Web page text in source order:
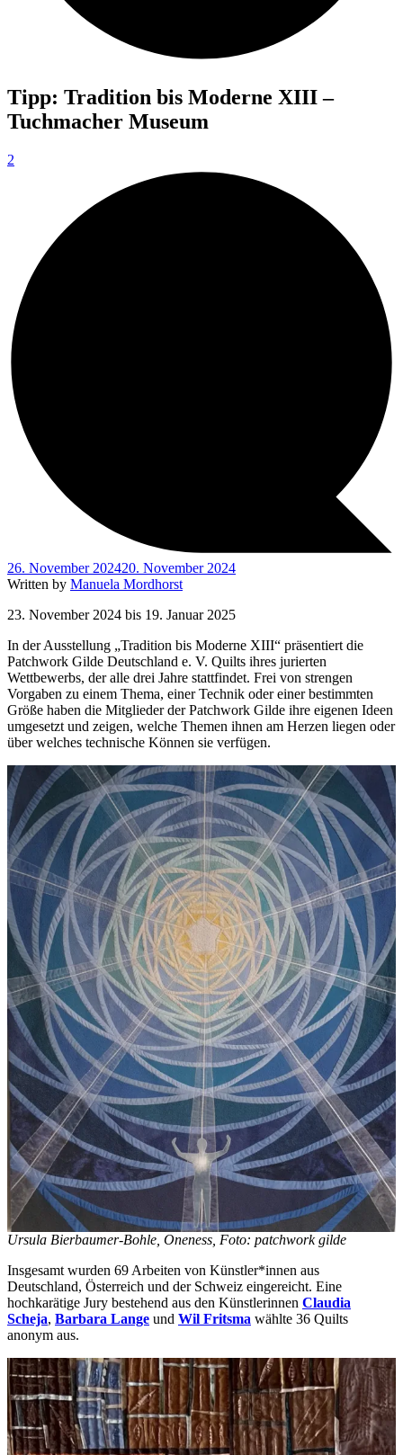
Tipp: Tradition bis Moderne XIII –
Tuchmacher Museum
2
26. November 202420. November 2024
Written by Manuela Mordhorst
23. November 2024 bis 19. Januar 2025
In der Ausstellung „Tradition bis Moderne XIII“ präsentiert die
Patchwork Gilde Deutschland e. V. Quilts ihres jurierten
Wettbewerbs, der alle drei Jahre stattfindet. Frei von strengen
Vorgaben zu einem Thema, einer Technik oder einer bestimmten
Größe haben die Mitglieder der Patchwork Gilde ihre eigenen Ideen
umgesetzt und zeigen, welche Themen ihnen am Herzen liegen oder
über welches technische Können sie verfügen.
Ursula Bierbaumer-Bohle, Oneness, Foto: patchwork gilde
Insgesamt wurden 69 Arbeiten von Künstler*innen aus
Deutschland, Österreich und der Schweiz eingereicht. Eine
hochkarätige Jury bestehend aus den Künstlerinnen Claudia
Scheja, Barbara Lange und Wil Fritsma wählte 36 Quilts
anonym aus.